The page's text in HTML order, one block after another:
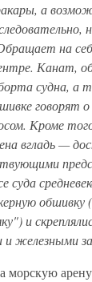
а
на
Канат,
судна, а
говорят
Кроме
вгладь —
суда
обшивку
и
и железными